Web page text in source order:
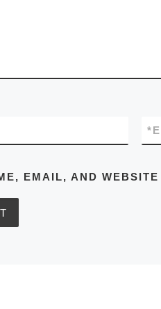
*
EMAIL, AND